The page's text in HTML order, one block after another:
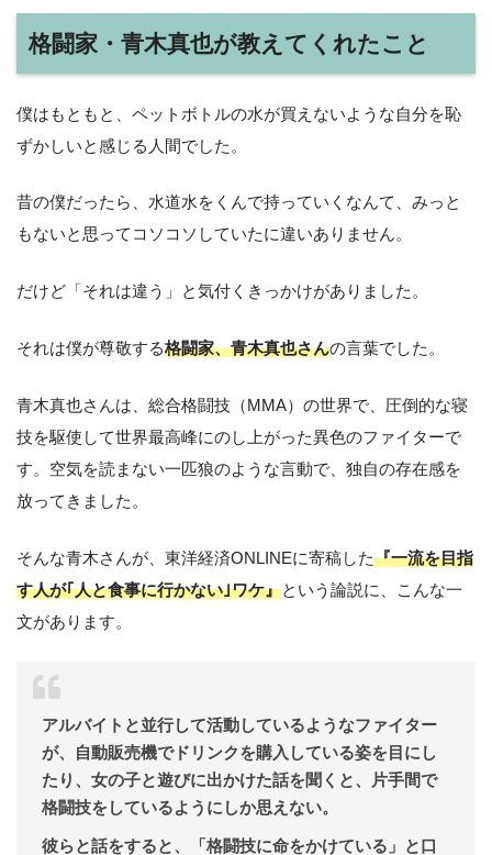
格闘家・青木真也が教えてくれたこと
僕はもともと、ペットボトルの水が買えないような自分を恥
ずかしいと感じる人間でした。
昔の僕だったら、水道水をくんで持っていくなんて、みっと
もないと思ってコソコソしていたに違いありません。
だけど「それは違う」と気付くきっかけがありました。
それは僕が尊敬する格闘家、青木真也さんの言葉でした。
青木真也さんは、総合格闘技（MMA）の世界で、圧倒的な寝
技を駆使して世界最高峰にのし上がった異色のファイターで
す。空気を読まない一匹狼のような言動で、独自の存在感を
放ってきました。
そんな青木さんが、東洋経済ONLINEに寄稿した『一流を目指
す人が｢人と食事に行かない｣ワケ』という論説に、こんな一
文があります。
アルバイトと並行して活動しているようなファイター
が、自動販売機でドリンクを購入している姿を目にし
たり、女の子と遊びに出かけた話を聞くと、片手間で
格闘技をしているようにしか思えない。
彼らと話をすると、「格闘技に命をかけている」と口